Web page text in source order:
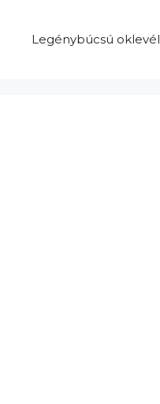
Legénybúcsú oklevél